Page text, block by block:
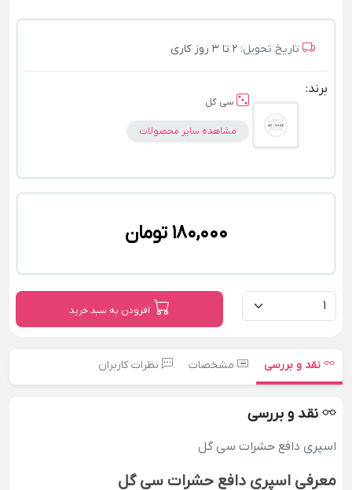
تاریخ تحویل: 2 تا 3 روز کاری
برند:
سی گل
مشاهده سایر محصولات
180,000 تومان
افزودن به سبد خرید
نقد و بررسی مشخصات نظرات کاربران
نقد و بررسی
اسپری دافع حشرات سی گل
معرفی اسپری دافع حشرات سی گل